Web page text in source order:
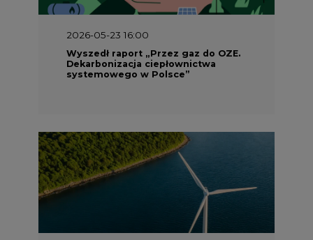
2026-05-23 16:00
Wyszedł raport „Przez gaz do OZE.
Dekarbonizacja ciepłownictwa
systemowego w Polsce”